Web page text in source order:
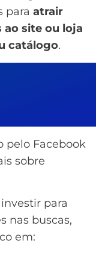
para atrair
ao site ou loja
catálogo.
pelo Facebook
sobre
para
nas buscas,
em: